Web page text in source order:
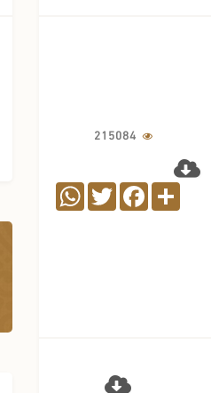
215084
Share
Facebook
Twitter
WhatsApp